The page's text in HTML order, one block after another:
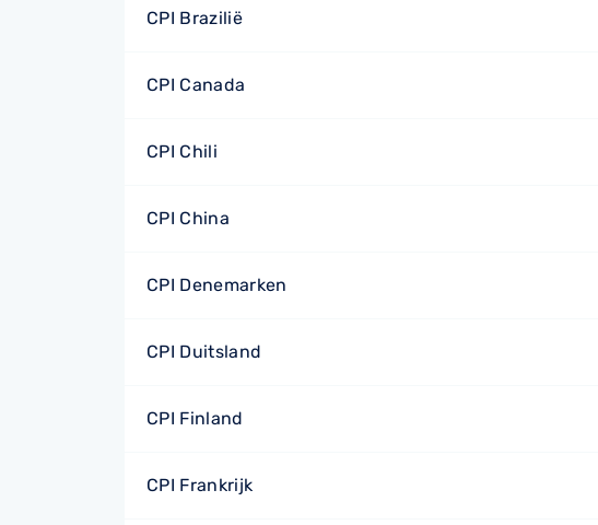
CPI Brazilië
CPI Canada
CPI Chili
CPI China
CPI Denemarken
CPI Duitsland
CPI Finland
CPI Frankrijk